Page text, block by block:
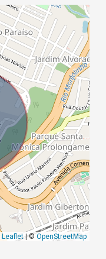
Leaflet © OpenStreetMap